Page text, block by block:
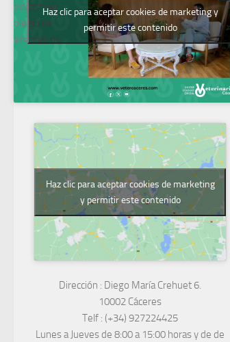
Podcast del
Colegio de
Veterinarios
Haz clic para aceptar cookies de marketing y
permitir este contenido
Haz clic para aceptar cookies de marketing
y permitir este contenido
Dirección : Diego María Crehuet 6.
10002 Cáceres
Telf : (+34) 927224425
Lunes a Jueves de 8:00 a 15:00 horas y de de